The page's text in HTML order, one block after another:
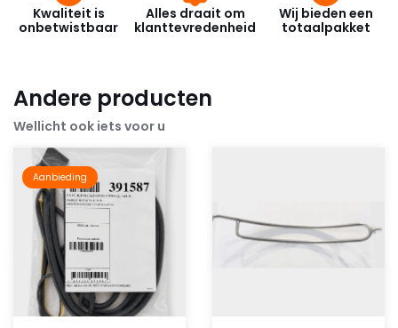
Kwaliteit is
onbetwistbaar
Alles draait om
klanttevredenheid
Wij bieden een
totaalpakket
Andere producten
Wellicht ook iets voor u
Aanbieding